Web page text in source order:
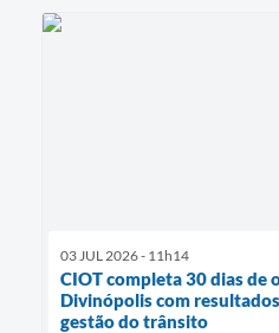
03 JUL 2026 - 11h14
CIOT completa 30 dias de
Divinópolis com
gestão do trânsito